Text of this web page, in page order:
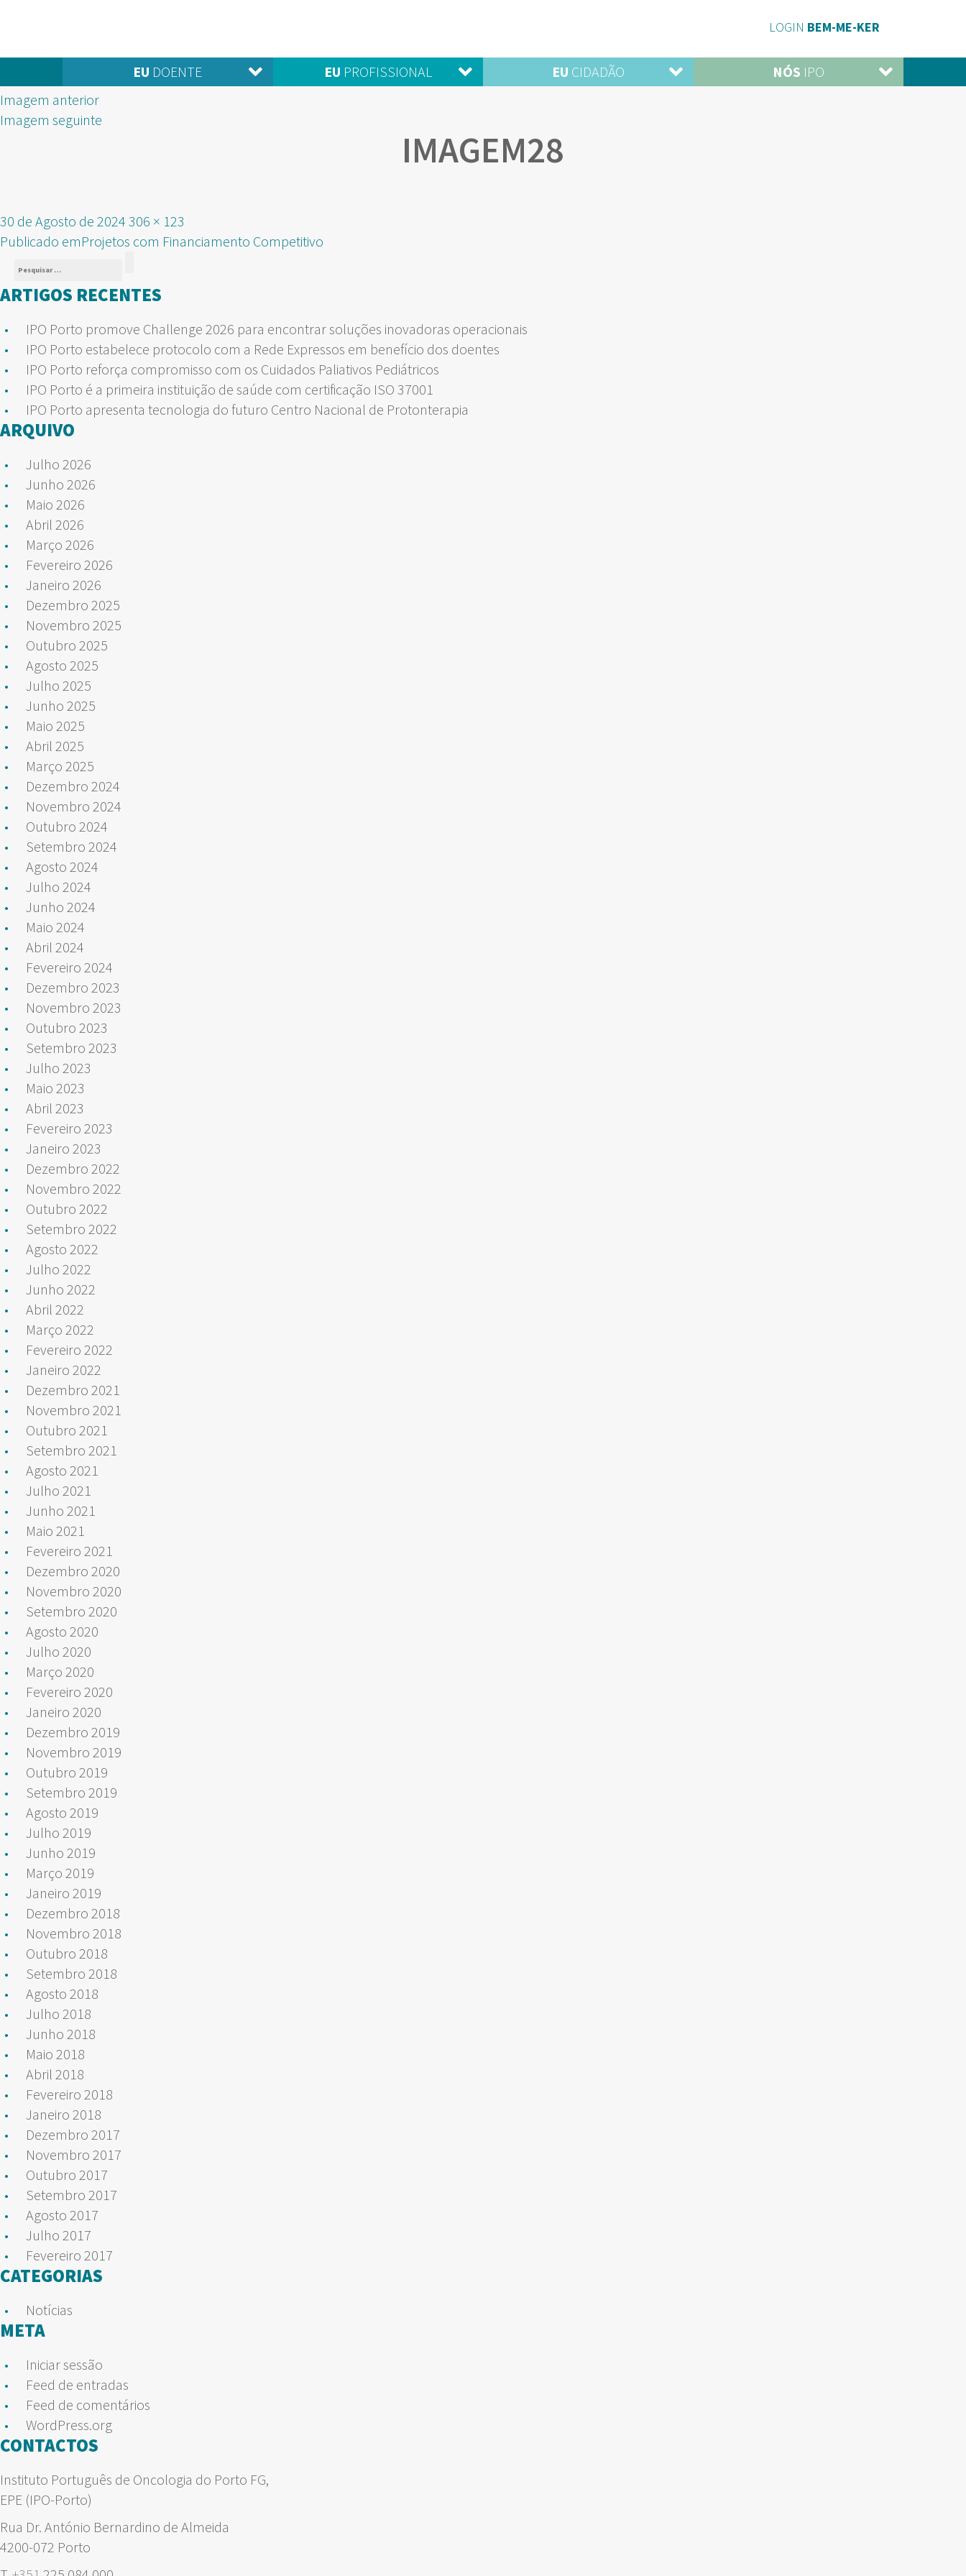
LOGIN BEM-ME-KER
EU DOENTE EU PROFISSIONAL EU CIDADÃO NÓS IPO
Imagem anterior
Imagem seguinte
IMAGEM28
Publicado
em
30 de Agosto de 2024 Tamanho
real
306 × 123
NAVEGAÇÃO
DE
ARTIGOS
Publicado emProjetos com Financiamento Competitivo
Pesquisar
por:
ARTIGOS RECENTES
IPO Porto promove Challenge 2026 para encontrar soluções inovadoras operacionais
IPO Porto estabelece protocolo com a Rede Expressos em benefício dos doentes
IPO Porto reforça compromisso com os Cuidados Paliativos Pediátricos
IPO Porto é a primeira instituição de saúde com certificação ISO 37001
IPO Porto apresenta tecnologia do futuro Centro Nacional de Protonterapia
ARQUIVO
Julho 2026
Junho 2026
Maio 2026
Abril 2026
Março 2026
Fevereiro 2026
Janeiro 2026
Dezembro 2025
Novembro 2025
Outubro 2025
Agosto 2025
Julho 2025
Junho 2025
Maio 2025
Abril 2025
Março 2025
Dezembro 2024
Novembro 2024
Outubro 2024
Setembro 2024
Agosto 2024
Julho 2024
Junho 2024
Maio 2024
Abril 2024
Fevereiro 2024
Dezembro 2023
Novembro 2023
Outubro 2023
Setembro 2023
Julho 2023
Maio 2023
Abril 2023
Fevereiro 2023
Janeiro 2023
Dezembro 2022
Novembro 2022
Outubro 2022
Setembro 2022
Agosto 2022
Julho 2022
Junho 2022
Abril 2022
Março 2022
Fevereiro 2022
Janeiro 2022
Dezembro 2021
Novembro 2021
Outubro 2021
Setembro 2021
Agosto 2021
Julho 2021
Junho 2021
Maio 2021
Fevereiro 2021
Dezembro 2020
Novembro 2020
Setembro 2020
Agosto 2020
Julho 2020
Março 2020
Fevereiro 2020
Janeiro 2020
Dezembro 2019
Novembro 2019
Outubro 2019
Setembro 2019
Agosto 2019
Julho 2019
Junho 2019
Março 2019
Janeiro 2019
Dezembro 2018
Novembro 2018
Outubro 2018
Setembro 2018
Agosto 2018
Julho 2018
Junho 2018
Maio 2018
Abril 2018
Fevereiro 2018
Janeiro 2018
Dezembro 2017
Novembro 2017
Outubro 2017
Setembro 2017
Agosto 2017
Julho 2017
Fevereiro 2017
CATEGORIAS
Notícias
META
Iniciar sessão
Feed de entradas
Feed de comentários
WordPress.org
CONTACTOS
Instituto Português de Oncologia do Porto FG,
EPE (IPO-Porto)
Rua Dr. António Bernardino de Almeida
4200-072 Porto